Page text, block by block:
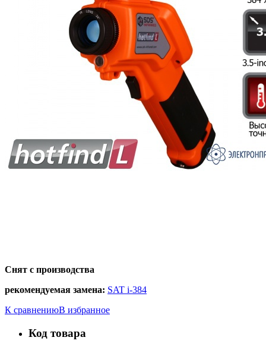
Снят с производства
рекомендуемая замена: SAT i-384
К сравнениюВ избранное
Код товара